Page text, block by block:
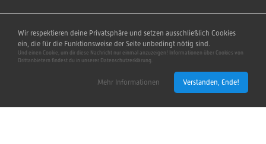
Wir respektieren deine Privatsphäre und setzen ausschließlich Cookies
ein, die für die Funktionsweise der Seite unbedingt nötig sind.
Und einen Cookie, um dir diese Nachricht nur einmal anzuzeigen! Informationen über Cookies von
Drittanbietern findest du in unserer Datenschutzerklärung.
Mehr Informationen Verstanden, Ende!